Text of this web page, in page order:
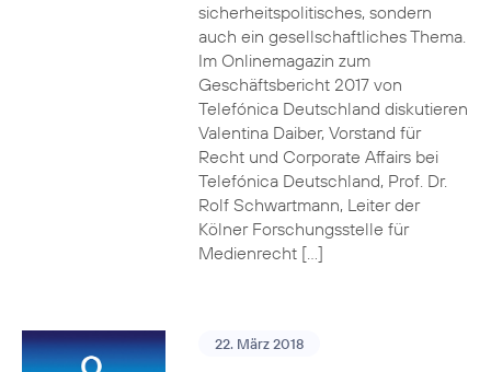
sicherheitspolitisches, sondern
auch ein gesellschaftliches Thema.
Im Onlinemagazin zum
Geschäftsbericht 2017 von
Telefónica Deutschland diskutieren
Valentina Daiber, Vorstand für
Recht und Corporate Affairs bei
Telefónica Deutschland, Prof. Dr.
Rolf Schwartmann, Leiter der
Kölner Forschungsstelle für
Medienrecht […]
22. März 2018